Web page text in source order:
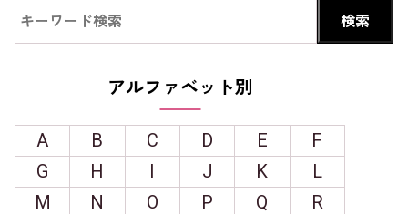
アルファベット別
A B C D E
F
G
H I J K
L
M
N O P Q
R